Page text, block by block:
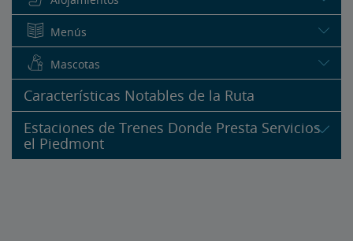
Menús
Mascotas
Características Notables de la Ruta
Estaciones de Trenes Donde Presta Servicios
el Piedmont